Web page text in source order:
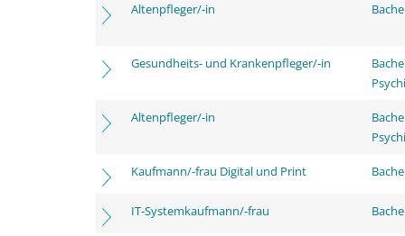
Altenpfleger/-in
Gesundheits- und Krankenpfleger/-in
Altenpfleger/-in
Kaufmann/-frau Digital und Print
IT-Systemkaufmann/-frau